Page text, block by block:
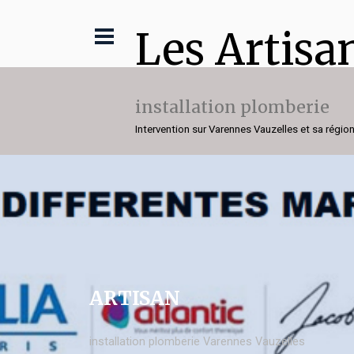
Les
installation plomberie
Intervention sur Varennes Vauzelles et sa région
ARTISAN
installation plomberie Varennes Vauzelles